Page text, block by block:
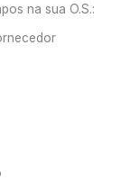
na sua O.S.: